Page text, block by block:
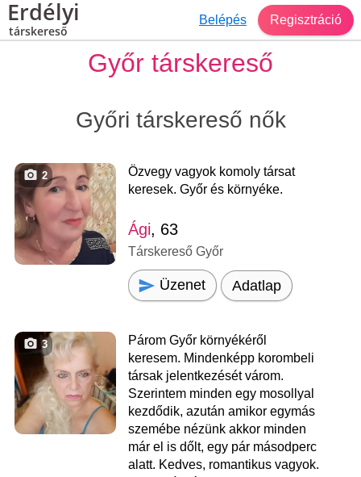
Erdélyi
társkereső
Belépés Regisztráció
Győr társkereső
Győri társkereső nők
2
Özvegy vagyok komoly társat
keresek. Győr és környéke.
Ági, 63
Társkereső Győr
Üzenet Adatlap
3
Párom Győr környékéről
keresem. Mindenképp korombeli
társak jelentkezését várom.
Szerintem minden egy mosollyal
kezdődik, azután amikor egymás
szemébe nézünk akkor minden
már el is dőlt, egy pár másodperc
alatt. Kedves, romantikus vagyok.